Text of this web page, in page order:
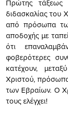
Πρώτης τάξεως
διδασκαλίας του
από πρόσωπα
αποδοχής με
ότι
φοβερότερες
κατέχουν,
Χριστού,
των Εβραίων. Ο
τους ελέγχει!